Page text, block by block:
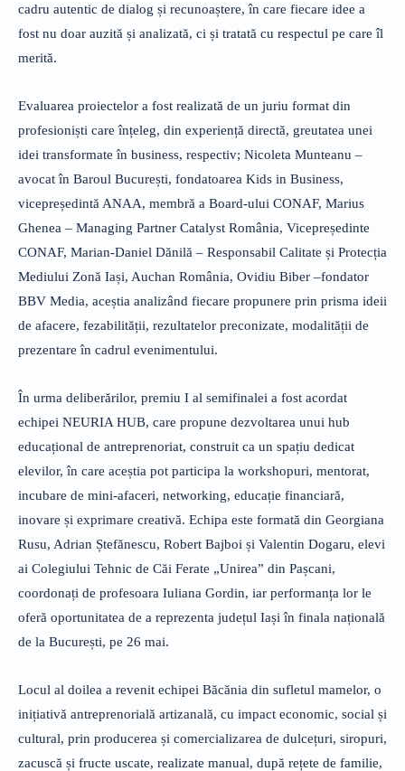
cadru autentic de dialog și recunoaștere, în care fiecare idee a
fost nu doar auzită și analizată, ci și tratată cu respectul pe care îl
merită.
Evaluarea proiectelor a fost realizată de un juriu format din
profesioniști care înțeleg, din experiență directă, greutatea unei
idei transformate în business, respectiv; Nicoleta Munteanu –
avocat în Baroul București, fondatoarea Kids in Business,
vicepreședintă ANAA, membră a Board-ului CONAF, Marius
Ghenea – Managing Partner Catalyst România, Vicepreședinte
CONAF, Marian-Daniel Dănilă – Responsabil Calitate și Protecția
Mediului Zonă Iași, Auchan România, Ovidiu Biber –fondator
BBV Media, aceștia analizând fiecare propunere prin prisma ideii
de afacere, fezabilității, rezultatelor preconizate, modalității de
prezentare în cadrul evenimentului.
În urma deliberărilor, premiu I al semifinalei a fost acordat
echipei NEURIA HUB, care propune dezvoltarea unui hub
educațional de antreprenoriat, construit ca un spațiu dedicat
elevilor, în care aceștia pot participa la workshopuri, mentorat,
incubare de mini-afaceri, networking, educație financiară,
inovare și exprimare creativă. Echipa este formată din Georgiana
Rusu, Adrian Ștefănescu, Robert Bajboi și Valentin Dogaru, elevi
ai Colegiului Tehnic de Căi Ferate „Unirea” din Pașcani,
coordonați de profesoara Iuliana Gordin, iar performanța lor le
oferă oportunitatea de a reprezenta județul Iași în finala națională
de la București, pe 26 mai.
Locul al doilea a revenit echipei Băcănia din sufletul mamelor, o
inițiativă antreprenorială artizanală, cu impact economic, social și
cultural, prin producerea și comercializarea de dulcețuri, siropuri,
zacuscă și fructe uscate, realizate manual, după rețete de familie,